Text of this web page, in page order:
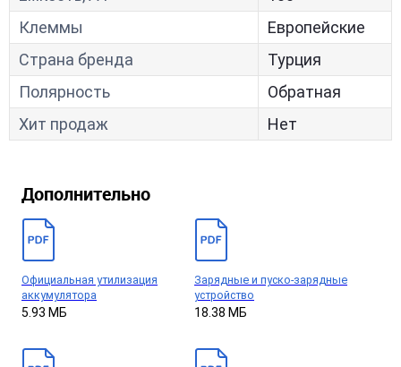
Клеммы
Европейские
Страна бренда
Турция
Полярность
Обратная
Хит продаж
Нет
Дополнительно
Официальная утилизация
аккумулятора
5.93 МБ
Зарядные и пуско-зарядные
устройство
18.38 МБ